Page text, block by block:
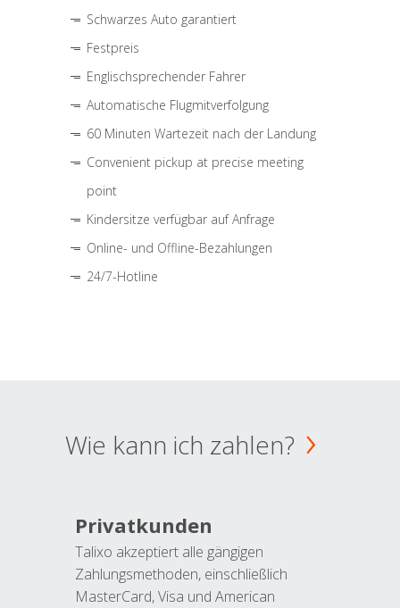
Schwarzes Auto garantiert
Festpreis
Englischsprechender Fahrer
Automatische Flugmitverfolgung
60 Minuten Wartezeit nach der Landung
Convenient pickup at precise meeting
point
Kindersitze verfügbar auf Anfrage
Online- und Offline-Bezahlungen
24/7-Hotline
Wie kann ich zahlen?
Privatkunden
Talixo akzeptiert alle gängigen
Zahlungsmethoden, einschließlich
MasterCard, Visa und American